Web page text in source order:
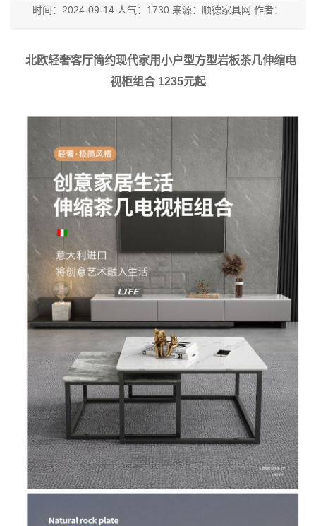
时间：2024-09-14 人气：1730 来源：顺德家具网 作者：
北欧轻奢客厅简约现代家用小户型方型岩板茶几伸缩电
视柜组合 1235元起